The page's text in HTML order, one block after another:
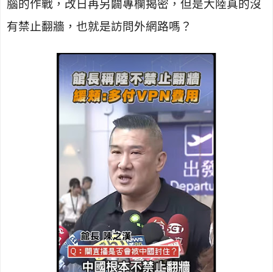
腦的作戰，改日再另闢專欄揭密，但是大陸真的沒
有禁止翻牆，也就是訪問外網路嗎？